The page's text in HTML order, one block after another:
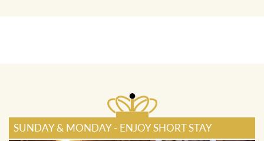
SUNDAY & MONDAY - ENJOY SHORT STAY